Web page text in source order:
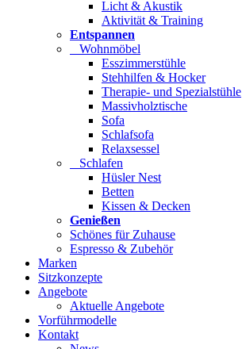
Licht & Akustik
Aktivität & Training
Entspannen
Wohnmöbel
Esszimmerstühle
Stehhilfen & Hocker
Therapie- und Spezialstühle
Massivholztische
Sofa
Schlafsofa
Relaxsessel
Schlafen
Hüsler Nest
Betten
Kissen & Decken
Genießen
Schönes für Zuhause
Espresso & Zubehör
Marken
Sitzkonzepte
Angebote
Aktuelle Angebote
Vorführmodelle
Kontakt